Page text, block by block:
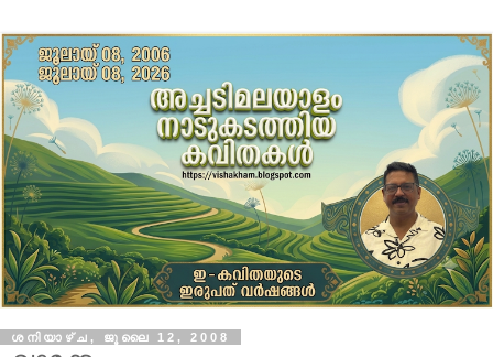
ശനിയാഴ്‌ച, ജൂലൈ 12, 2008